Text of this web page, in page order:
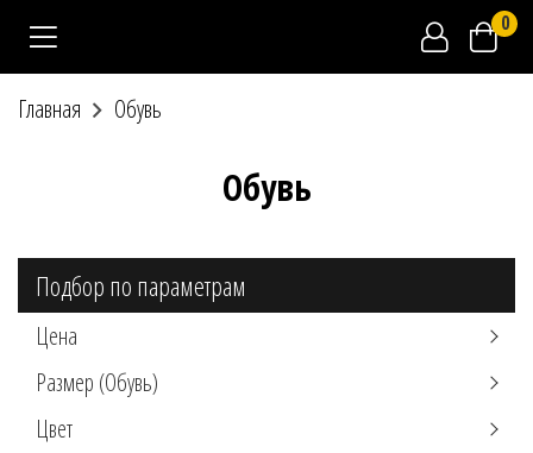
0
Главная Обувь
Обувь
Подбор по параметрам
Цена
Размер (Обувь)
Цвет